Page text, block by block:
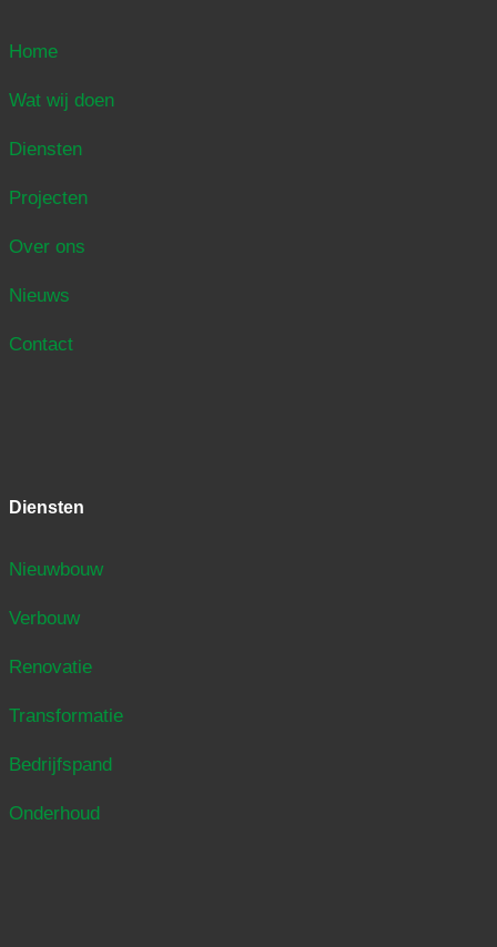
Home
Wat wij doen
Diensten
Projecten
Over ons
Nieuws
Contact
Diensten
Nieuwbouw
Verbouw
Renovatie
Transformatie
Bedrijfspand
Onderhoud